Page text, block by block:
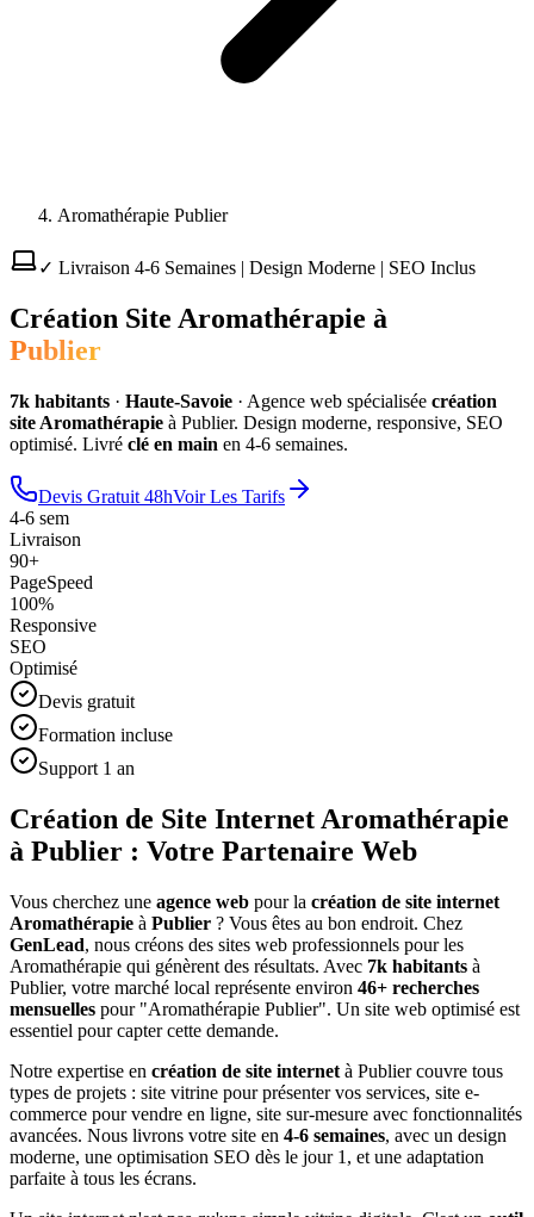
Aromathérapie Publier
✓ Livraison 4-6 Semaines | Design Moderne | SEO Inclus
Création Site Aromathérapie à
Publier
7k habitants · Haute-Savoie · Agence web spécialisée création
site Aromathérapie à Publier. Design moderne, responsive, SEO
optimisé. Livré clé en main en 4-6 semaines.
Devis Gratuit 48hVoir Les Tarifs
4-6 sem
Livraison
90+
PageSpeed
100%
Responsive
SEO
Optimisé
Devis gratuit
Formation incluse
Support 1 an
Création de Site Internet Aromathérapie
à Publier : Votre Partenaire Web
Vous cherchez une agence web pour la création de site internet
Aromathérapie à Publier ? Vous êtes au bon endroit. Chez
GenLead, nous créons des sites web professionnels pour les
Aromathérapie qui génèrent des résultats. Avec 7k habitants à
Publier, votre marché local représente environ 46+ recherches
mensuelles pour "Aromathérapie Publier". Un site web optimisé est
essentiel pour capter cette demande.
Notre expertise en création de site internet à Publiercouvre tous
types de projets : site vitrine pour présenter vos services, site e-
commerce pour vendre en ligne, site sur-mesure avec fonctionnalités
avancées. Nous livrons votre site en 4-6 semaines, avec un design
moderne, une optimisation SEO dès le jour 1, et une adaptation
parfaite à tous les écrans.